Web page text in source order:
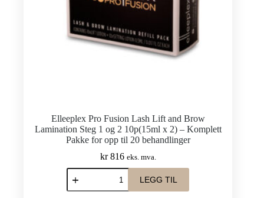
Elleeplex Pro Fusion Lash Lift and Brow
Lamination Steg 1 og 2 10p(15ml x 2) – Komplett
Pakke for opp til 20 behandlinger
kr816 eks. mva.
Elleeplex
Pro
Fusion
LEGG TIL